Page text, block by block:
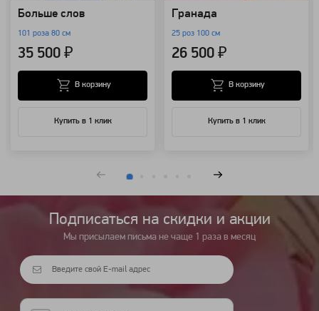
Больше слов
101 роза 80 см
35 500 ₽
Купить в 1 клик
В корзину
Гранада
25 роз 100 см
26 500 ₽
Купить в 1 клик
В корзину
Подписаться на cкидки и акции
Мы присылаем письма не чаще 1 раза в месяц